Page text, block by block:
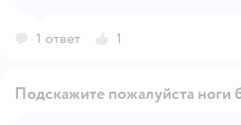
1 ответ 1
Подскажите пожалуйста ноги